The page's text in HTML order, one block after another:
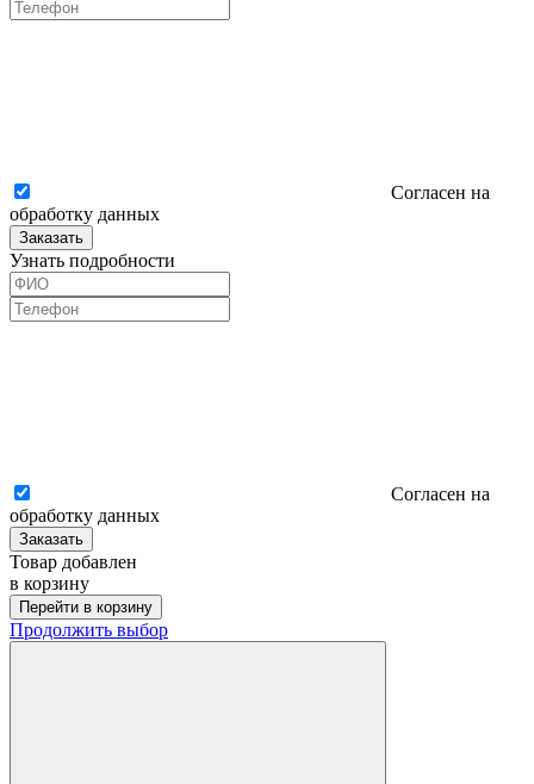
Согласен на
обработку данных
Заказать
Узнать подробности
Согласен на
обработку данных
Заказать
Товар добавлен
в корзину
Перейти в корзину
Продолжить выбор